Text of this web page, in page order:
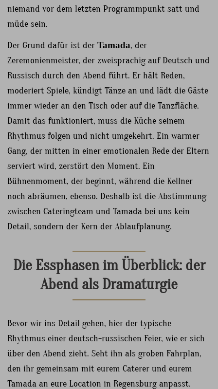
niemand vor dem letzten Programmpunkt satt und
müde sein.
Der Grund dafür ist der Tamada, der
Zeremonienmeister, der zweisprachig auf Deutsch und
Russisch durch den Abend führt. Er hält Reden,
moderiert Spiele, kündigt Tänze an und lädt die Gäste
immer wieder an den Tisch oder auf die Tanzfläche.
Damit das funktioniert, muss die Küche seinem
Rhythmus folgen und nicht umgekehrt. Ein warmer
Gang, der mitten in einer emotionalen Rede der Eltern
serviert wird, zerstört den Moment. Ein
Bühnenmoment, der beginnt, während die Kellner
noch abräumen, ebenso. Deshalb ist die Abstimmung
zwischen Cateringteam und Tamada bei uns kein
Detail, sondern der Kern der Ablaufplanung.
Die Essphasen im Überblick: der
Abend als Dramaturgie
Bevor wir ins Detail gehen, hier der typische
Rhythmus einer deutsch-russischen Feier, wie er sich
über den Abend zieht. Seht ihn als groben Fahrplan,
den ihr gemeinsam mit eurem Caterer und eurem
Tamada an eure Location in Regensburg anpasst.